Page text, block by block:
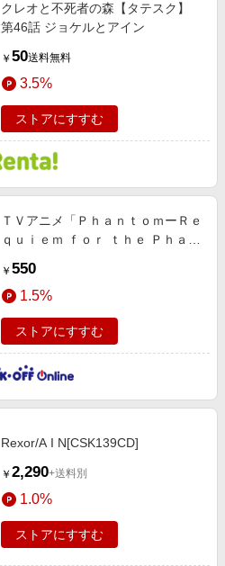
クレオと不死者の森【タテスク】
第46話 ジョケルとアイン
￥ 50送料無料
3.5%
ストアにすすむ
ＴＶアニメ「ＰｈａｎｔｏｍーＲｅ
ｑｕｉｅｍ ｆｏｒ ｔｈｅ Ｐｈａｎ
「アイン」
￥ 550
1.5%
ストアにすすむ
Rexor/A I N[CSK139CD]
￥ 2,290+送料別
1.0%
ストアにすすむ